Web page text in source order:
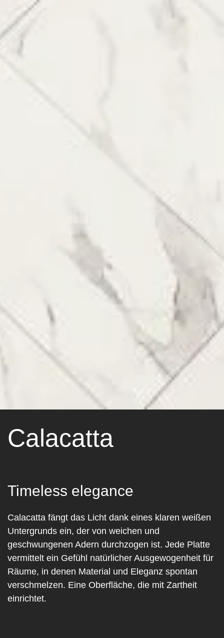
Calacatta
Timeless elegance
Calacatta fängt das Licht dank eines klaren weißen
Untergrunds ein, der von weichen und
geschwungenen Adern durchzogen ist. Jede Platte
vermittelt ein Gefühl natürlicher Ausgewogenheit für
Räume, in denen Material und Eleganz spontan
verschmelzen. Eine Oberfläche, die mit Zartheit
einrichtet.